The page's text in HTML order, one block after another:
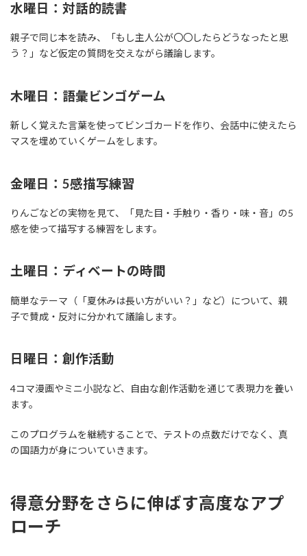
水曜日：対話的読書
親子で同じ本を読み、「もし主人公が〇〇したらどうなったと思
う？」など仮定の質問を交えながら議論します。
木曜日：語彙ビンゴゲーム
新しく覚えた言葉を使ってビンゴカードを作り、会話中に使えたら
マスを埋めていくゲームをします。
金曜日：5感描写練習
りんごなどの実物を見て、「見た目・手触り・香り・味・音」の5
感を使って描写する練習をします。
土曜日：ディベートの時間
簡単なテーマ（「夏休みは長い方がいい？」など）について、親
子で賛成・反対に分かれて議論します。
日曜日：創作活動
4コマ漫画やミニ小説など、自由な創作活動を通じて表現力を養い
ます。
このプログラムを継続することで、テストの点数だけでなく、真
の国語力が身についていきます。
得意分野をさらに伸ばす高度なアプ
ローチ